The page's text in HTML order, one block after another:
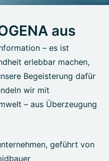
aus
– es ist
erlebbar machen,
Begeisterung dafür
wir mit
– aus Überzeugung
geführt von